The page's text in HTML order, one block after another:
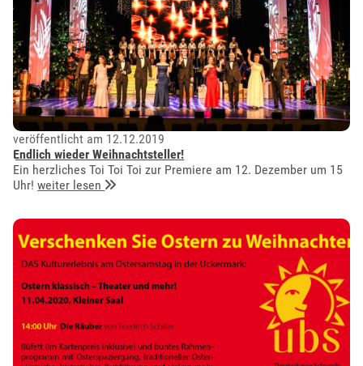
veröffentlicht am 12.12.2019
Endlich wieder Weihnachtsteller!
Ein herzliches Toi Toi Toi zur Premiere am 12. Dezember um 15
Uhr!weiter lesen